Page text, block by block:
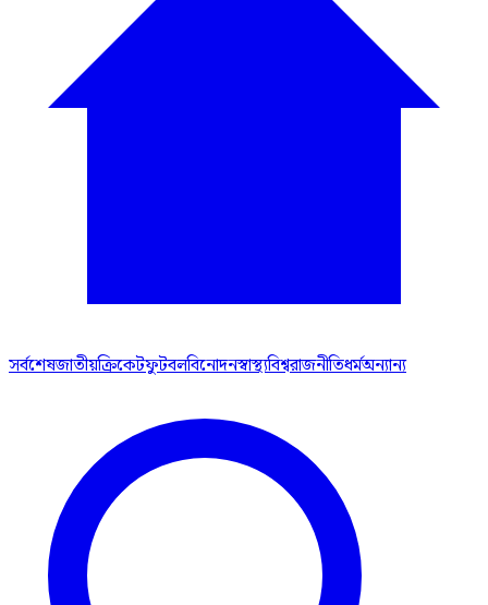
সর্বশেষজাতীয়ক্রিকেটফুটবলবিনোদনস্বাস্থ্যবিশ্বরাজনীতিধর্মঅন্যান্য